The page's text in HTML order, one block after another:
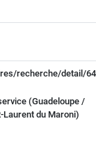
recherche/detail/
(Guadeloupe /
Laurent du Maroni)